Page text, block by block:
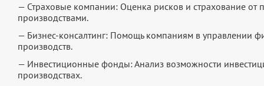
— Страховые компании: Оценка рисков и страхование от
производствами.
— Бизнес-консалтинг: Помощь компаниям в управлении
производств.
— Инвестиционные фонды: Анализ возможности
производствах.